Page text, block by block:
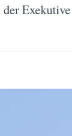
Exekutive